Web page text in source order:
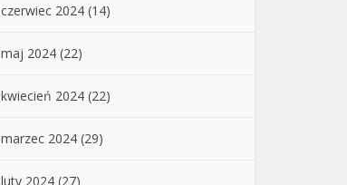
czerwiec 2024 (14)
maj 2024 (22)
kwiecień 2024 (22)
marzec 2024 (29)
luty 2024 (27)